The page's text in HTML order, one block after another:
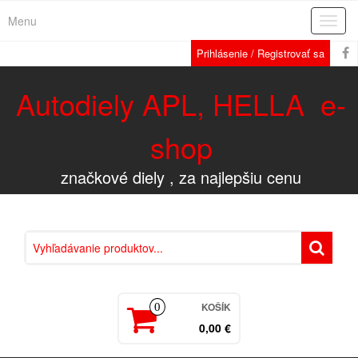
Menu
Prihlásenie / Registrovať sa
Autodiely APL, HELLA e-
shop
značkové diely , za najlepšiu cenu
0 KOŠÍK
0,00 €